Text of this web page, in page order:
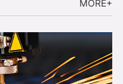
MORE+